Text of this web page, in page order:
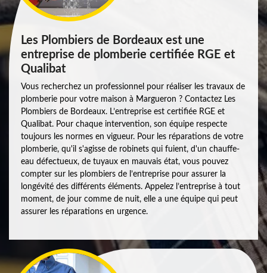
Les Plombiers de Bordeaux est une
entreprise de plomberie certifiée RGE et
Qualibat
Vous recherchez un professionnel pour réaliser les travaux de
plomberie pour votre maison à Margueron ? Contactez Les
Plombiers de Bordeaux. L’entreprise est certifiée RGE et
Qualibat. Pour chaque intervention, son équipe respecte
toujours les normes en vigueur. Pour les réparations de votre
plomberie, qu'il s'agisse de robinets qui fuient, d'un chauffe-
eau défectueux, de tuyaux en mauvais état, vous pouvez
compter sur les plombiers de l’entreprise pour assurer la
longévité des différents éléments. Appelez l’entreprise à tout
moment, de jour comme de nuit, elle a une équipe qui peut
assurer les réparations en urgence.